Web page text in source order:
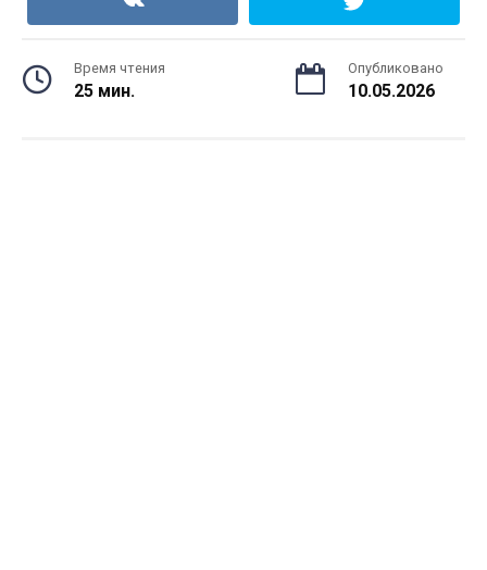
Время чтения
25 мин.
Опубликовано
10.05.2026